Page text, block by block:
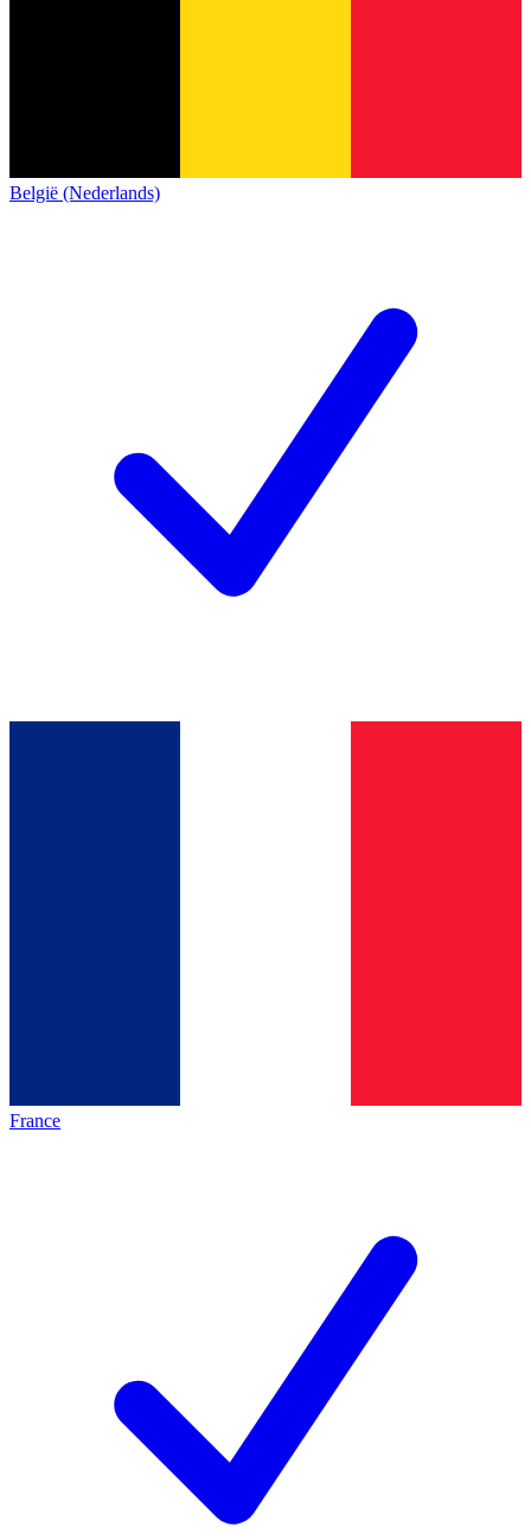
België (Nederlands)
France